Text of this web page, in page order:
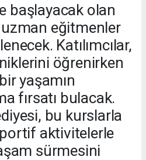
başlayacak olan
eğitmenler
Katılımcılar,
öğrenirken
yaşamın
fırsatı bulacak.
bu kurslarla
aktivitelerle
sürmesini